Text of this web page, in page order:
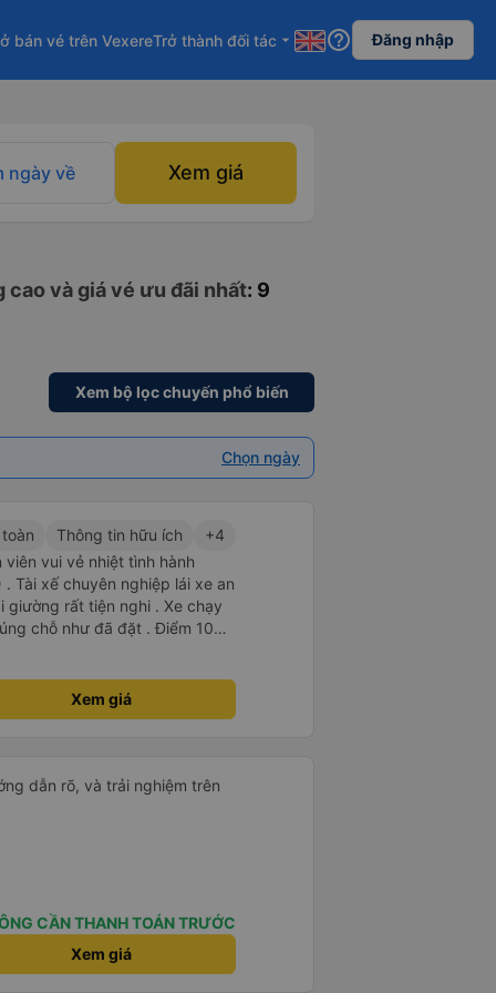
bán vé trên VexereTrở thành đối tác arrow_drop_down help_outline Đăng nhập
ngày về Xem giá
cao và giá vé ưu đãi nhất: 9
Xem bộ lọc chuyến phổ biến
Chọn ngày
Thông tin hữu ích
+4
viên vui vẻ nhiệt tình hành
Tài xế chuyên nghiệp lái xe an
giường rất tiện nghi . Xe chạy
chỗ như đã đặt . Điểm 10
Xem giá
dẫn rõ, và trải nghiệm trên
CẦN THANH TOÁN TRƯỚC
Xem giá